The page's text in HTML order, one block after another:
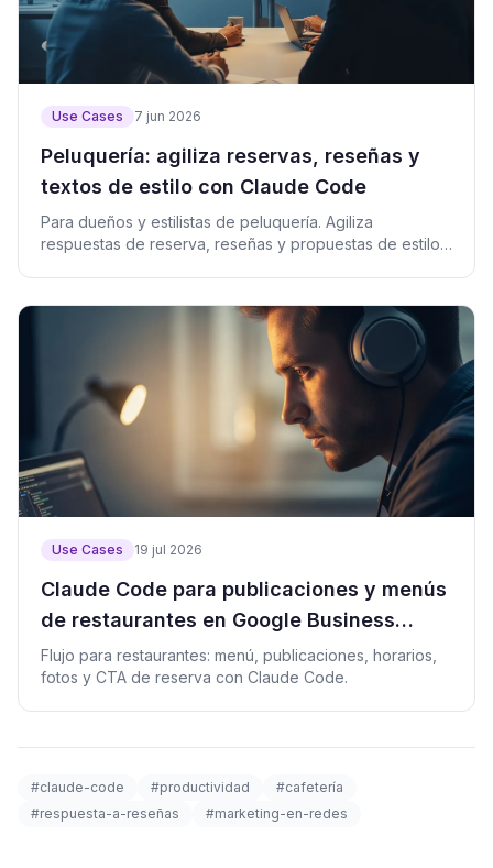
Use Cases 7 jun 2026
Peluquería: agiliza reservas, reseñas y
textos de estilo con Claude Code
Para dueños y estilistas de peluquería. Agiliza
respuestas de reserva, reseñas y propuestas de estilo
Use Cases 19 jul 2026
Claude Code para publicaciones y menús
de restaurantes en Google Business
Profile
Flujo para restaurantes: menú, publicaciones, horarios,
fotos y CTA de reserva con Claude Code.
#claude-code #productividad
#cafetería
#respuesta-a-reseñas
#marketing-en-redes